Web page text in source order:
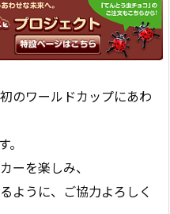
のワールドカップにあわ
ーを楽しみ、
ように、ご協力よろしく